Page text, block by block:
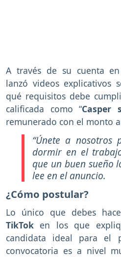
A través de su cuenta
lanzó videos explicativos
qué requisitos debe
calificada como “Casper
remunerado con el monto
“Únete a nosotros
dormir en el
que un buen sueño
lee en el anuncio.
¿Cómo postular?
Lo único que debes
TikTok en los que
candidata ideal para el
convocatoria es a nivel